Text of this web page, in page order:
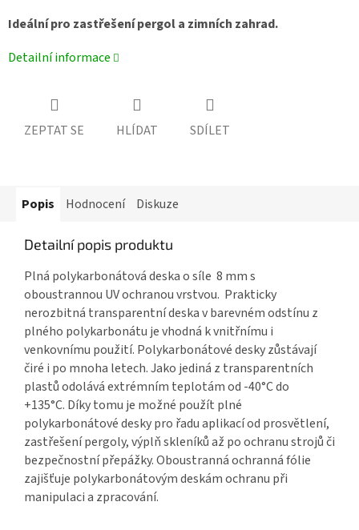
Ideální pro zastřešení pergol a zimních zahrad.
Detailní informace
ZEPTAT SE HLÍDAT SDÍLET
Popis Hodnocení Diskuze
Detailní popis produktu
Plná polykarbonátová deska o síle 8 mms
oboustrannou UV ochranou vrstvou. Prakticky
nerozbitná transparentní deska v barevném odstínu z
plného polykarbonátu je vhodná k vnitřnímu i
venkovnímu použití. Polykarbonátové deskyzůstávají
čiré i po mnoha letech. Jako jediná z transparentních
plastů odolává extrémním teplotám od -40°C do
+135°C. Díky tomu je možné použít plné
polykarbonátové deskypro řadu aplikací od prosvětlení,
zastřešení pergoly, výplň skleníků až po ochranu strojů či
bezpečnostní přepážky. Oboustranná ochranná fólie
zajišťuje polykarbonátovým deskámochranu při
manipulaci a zpracování.